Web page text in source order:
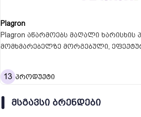
Plagron
Plagron აწარმოებს მაღალი ხარისხის
მომხმარებელზე მორგებული,
მებაღეობისთვის, Plagron გთავაზობთ
საბაზისო საკვებ ნივთიერებებს და
13 პროდუქტი
ᲛᲡᲒᲐᲕᲡᲘ ᲑᲠᲔᲜᲓᲔᲑᲘ